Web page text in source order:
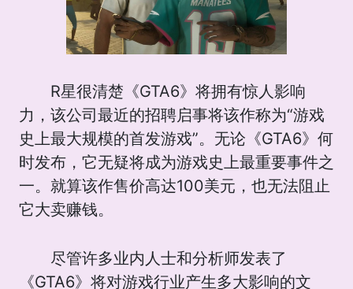
R星很清楚《GTA6》将拥有惊人影响
力，该公司最近的招聘启事将该作称为“游戏
史上最大规模的首发游戏”。无论《GTA6》何
时发布，它无疑将成为游戏史上最重要事件之
一。就算该作售价高达100美元，也无法阻止
它大卖赚钱。
尽管许多业内人士和分析师发表了
《GTA6》将对游戏行业产生多大影响的文